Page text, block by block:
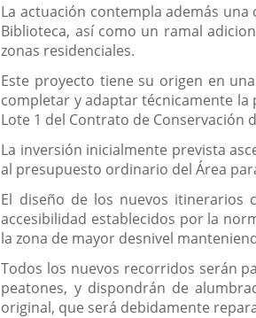
La actuación contempla además
Biblioteca, así como un ramal
zonas residenciales.
Este proyecto tiene su origen en
completar y adaptar técnicamente la
Lote 1 del Contrato de Conservación
La inversión inicialmente prevista
al presupuesto ordinario del Área
El diseño de los nuevos itinerarios
accesibilidad establecidos por la
la zona de mayor desnivel
Todos los nuevos recorridos serán
peatones, y dispondrán de
original, que será debidamente